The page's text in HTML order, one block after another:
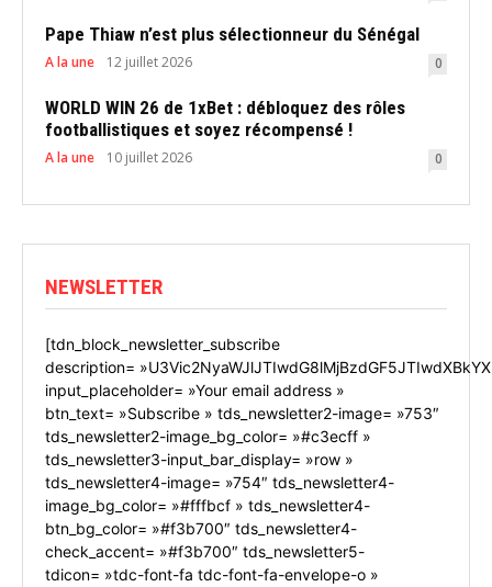
Pape Thiaw n’est plus sélectionneur du Sénégal
A la une 12 juillet 2026 0
WORLD WIN 26 de 1xBet : débloquez des rôles
footballistiques et soyez récompensé !
A la une 10 juillet 2026 0
NEWSLETTER
[tdn_block_newsletter_subscribe
description=
input_placeholder= »Your email address »
btn_text= »Subscribe » tds_newsletter2-image= »753″
tds_newsletter2-image_bg_color= »#c3ecff »
tds_newsletter3-input_bar_display= »row »
tds_newsletter4-image= »754″ tds_newsletter4-
image_bg_color= »#fffbcf » tds_newsletter4-
btn_bg_color= »#f3b700″ tds_newsletter4-
check_accent= »#f3b700″ tds_newsletter5-
tdicon= »tdc-font-fa tdc-font-fa-envelope-o »